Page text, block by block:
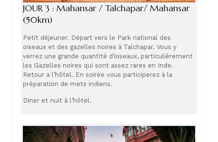
JOUR 3 : Mahansar / Talchapar/ Mahansar
(50km)
Petit déjeuner. Départ vers le Park national des
oiseaux et des gazelles noires à Talchapar. Vous y
verrez une grande quantité d’oiseaux, particulièrement
les Gazelles noires qui sont assez rares en Inde.
Retour a l’hôtel. En soirée vous participerez à la
préparation de mets indiens.
Diner et nuit à l’hôtel.